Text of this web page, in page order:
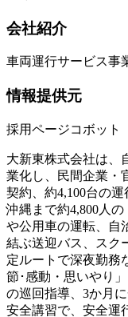
会社紹介
車両運行サービス事
情報提供元
採用ページコボット
大新東株式会社は、
業化し、民間企業・
契約、約4,100台の
沖縄まで約4,800人
や公用車の運転、自
結ぶ送迎バス、スク
定ルートで深夜勤務
節･感動・思いやり
の巡回指導、3か月
安全講習で、安全運